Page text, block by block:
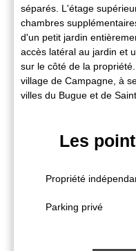
séparés. L'étage
chambres
d'un petit jardin
accès latéral au jardin et
sur le côté de la
village de Campagne, à
villes du Bugue et de
Les
Propriété
Parking privé